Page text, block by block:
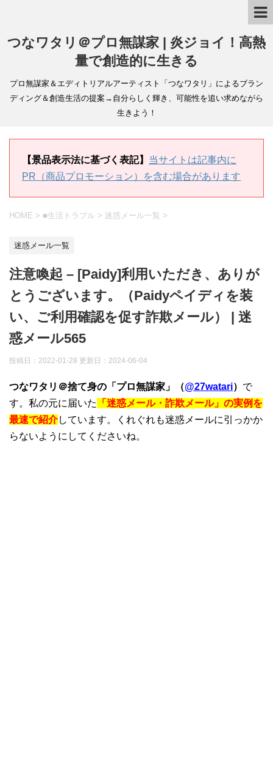
つなワタリ＠プロ無謀家 | 炎ジョイ！高熱
量で創造的に生きる
プロ無謀家＆エディトリアルアーティスト「つなワタリ」によるブラン
ディング＆創造生活の提案→自分らしく輝き、可能性を追い求めながら
生きよう！
【景品表示法に基づく表記】 当サイトは記事内に
PR（商品プロモーション）を含む場合があります
HOME > ■生活トラブル > 迷惑メール一覧 >
迷惑メール一覧
注意喚起 – [Paidy]利用いただき、ありが
とうございます。（Paidyペイディを装
い、ご利用確認を促す詐欺メール） | 迷
惑メール565
投稿日：2022-01-28 更新日： 2024-06-04
つなワタリ＠捨て身の「プロ無謀家」（@27watari） で
す。私の元に届いた
「迷惑メール・詐欺メール」の実例を
最速で紹介しています。くれぐれも迷惑メールに引っかか
らないようにしてくださいね。